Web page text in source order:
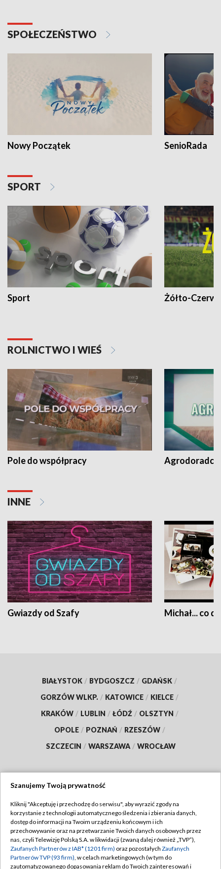
SPOŁECZEŃSTWO
Nowy Początek SenioRada
SPORT
Sport Żółto-
ROLNICTWO I WIEŚ
Pole do współpracy Agrodoradcy
INNE
Gwiazdy od Szafy Michał... co
BIAŁYSTOK / BYDGOSZCZ / GDAŃSK /
GORZÓW WLKP. / KATOWICE / KIELCE /
KRAKÓW / LUBLIN / ŁÓDŹ / OLSZTYN /
OPOLE / POZNAŃ / RZESZÓW /
SZCZECIN / WARSZAWA / WROCŁAW
TVP
Abonament TVP
Emisja w TVP
Centrum informacji TVP
Regulamin TVP
Polityka prywatności
Moje zgody
Szanujemy Twoją prywatność
Kliknij "Akceptuję i przechodzę do serwisu", aby wyrazić zgody na
korzystanie z technologii automatycznego śledzenia i zbierania danych,
dostęp do informacji na Twoim urządzeniu końcowym i ich
przechowywanie oraz na przetwarzanie Twoich danych osobowych przez
nas, czyli Telewizję Polską S.A. w likwidacji (zwaną dalej również „TVP”),
Zaufanych Partnerów z IAB* (1201 firm) oraz pozostałych Zaufanych
Partnerów TVP (93 firm), w celach marketingowych (w tym do
zautomatyzowanego dopasowania reklam do Twoich zainteresowań i